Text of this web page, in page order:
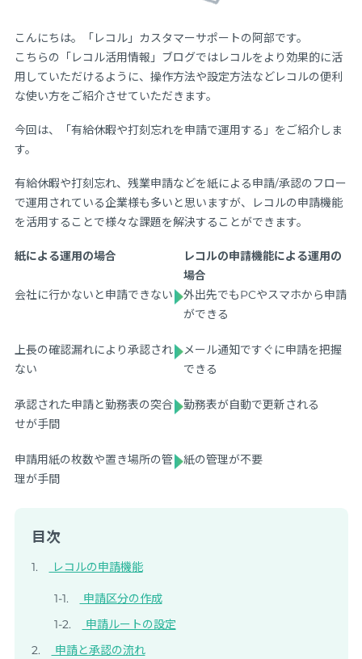
こんにちは。「レコル」カスタマーサポートの阿部です。
こちらの「レコル活用情報」ブログではレコルをより効果的に活
用していただけるように、操作方法や設定方法などレコルの便利
な使い方をご紹介させていただきます。
今回は、「有給休暇や打刻忘れを申請で運用する」をご紹介しま
す。
有給休暇や打刻忘れ、残業申請などを紙による申請/承認のフロー
で運用されている企業様も多いと思いますが、レコルの申請機能
を活用することで様々な課題を解決することができます。
紙による運用の場合
レコルの申請機能による運用の
場合
会社に行かないと申請できない
外出先でもPCやスマホから申請
ができる
上長の確認漏れにより承認され
ない
メール通知ですぐに申請を把握
できる
承認された申請と勤務表の突合
せが手間
勤務表が自動で更新される
申請用紙の枚数や置き場所の管
理が手間
紙の管理が不要
目次
レコルの申請機能
申請区分の作成
申請ルートの設定
申請と承認の流れ